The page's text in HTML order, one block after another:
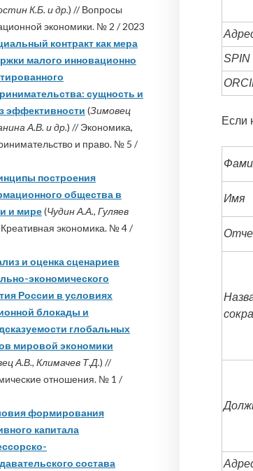
SPIN
Если
Имя
К.Б. и др.) // Вопросы
экономики. № 2 / 2023
контракт как мера
малого инновационно
сущность и
эффективности (Зимовец
А.В. и др.) // Экономика,
и право. № 5 /
построения
общества в
и мире(Чудин А.А., Гуляев
экономика. № 4 /
и оценка сценариев
экономического
России в условиях
блокады и
глобальных
мировой экономики
А.В., Климачев Т.Д.) //
отношения. № 1 /
формирования
капитала
состава